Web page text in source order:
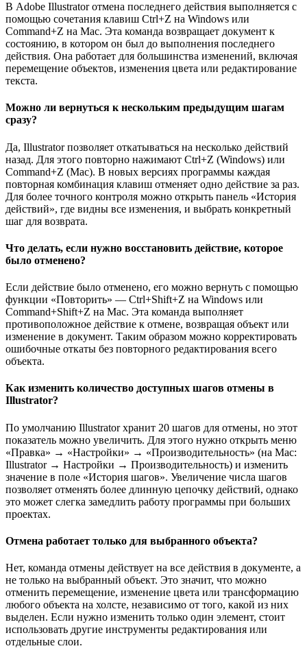
В Adobe Illustrator отмена последнего действия выполняется с
помощью сочетания клавиш Ctrl+Z на Windows или
Command+Z на Mac. Эта команда возвращает документ к
состоянию, в котором он был до выполнения последнего
действия. Она работает для большинства изменений, включая
перемещение объектов, изменения цвета или редактирование
текста.
Можно ли вернуться к нескольким предыдущим шагам
сразу?
Да, Illustrator позволяет откатываться на несколько действий
назад. Для этого повторно нажимают Ctrl+Z (Windows) или
Command+Z (Mac). В новых версиях программы каждая
повторная комбинация клавиш отменяет одно действие за раз.
Для более точного контроля можно открыть панель «История
действий», где видны все изменения, и выбрать конкретный
шаг для возврата.
Что делать, если нужно восстановить действие, которое
было отменено?
Если действие было отменено, его можно вернуть с помощью
функции «Повторить» — Ctrl+Shift+Z на Windows или
Command+Shift+Z на Mac. Эта команда выполняет
противоположное действие к отмене, возвращая объект или
изменение в документ. Таким образом можно корректировать
ошибочные откаты без повторного редактирования всего
объекта.
Как изменить количество доступных шагов отмены в
Illustrator?
По умолчанию Illustrator хранит 20 шагов для отмены, но этот
показатель можно увеличить. Для этого нужно открыть меню
«Правка» → «Настройки» → «Производительность» (на Mac:
Illustrator → Настройки → Производительность) и изменить
значение в поле «История шагов». Увеличение числа шагов
позволяет отменять более длинную цепочку действий, однако
это может слегка замедлить работу программы при больших
проектах.
Отмена работает только для выбранного объекта?
Нет, команда отмены действует на все действия в документе, а
не только на выбранный объект. Это значит, что можно
отменить перемещение, изменение цвета или трансформацию
любого объекта на холсте, независимо от того, какой из них
выделен. Если нужно изменить только один элемент, стоит
использовать другие инструменты редактирования или
отдельные слои.